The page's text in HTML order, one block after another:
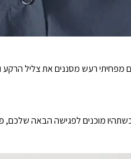
מפחיתי רעש מסננים את צליל
מוכנים לפגישה הבאה שלכם,